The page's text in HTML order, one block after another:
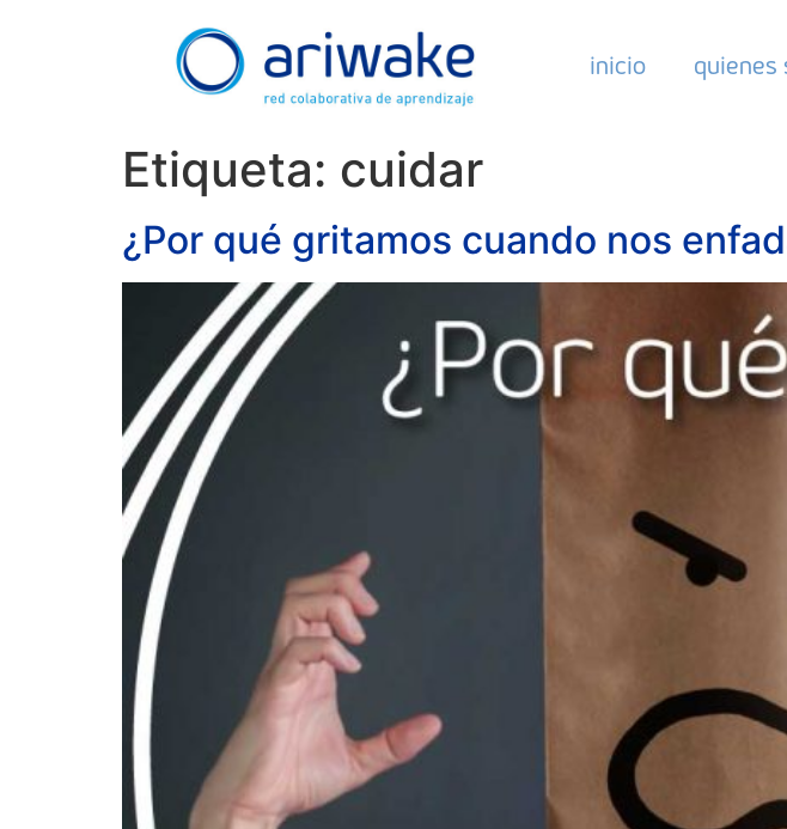
inicio quienes
Etiqueta: cuidar
¿Por qué gritamos cuando nos